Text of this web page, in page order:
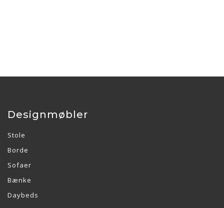
Designmøbler
Stole
Borde
Sofaer
Bænke
Daybeds